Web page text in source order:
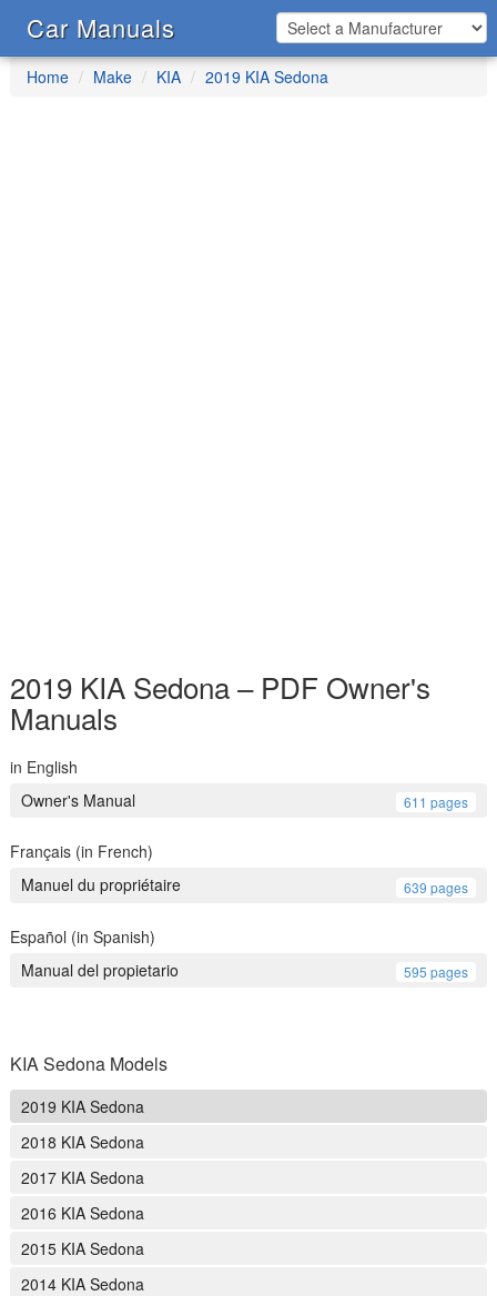
Car Manuals
Home Make KIA 2019 KIA Sedona
2019 KIA Sedona – PDF Owner's
Manuals
in English
Owner's Manual
611 pages
Français (in French)
Manuel du propriétaire
639 pages
Español (in Spanish)
Manual del propietario
595 pages
KIA Sedona Models
2019 KIA Sedona
2018 KIA Sedona
2017 KIA Sedona
2016 KIA Sedona
2015 KIA Sedona
2014 KIA Sedona